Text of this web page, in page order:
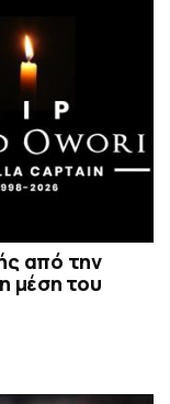
από την
μέση του